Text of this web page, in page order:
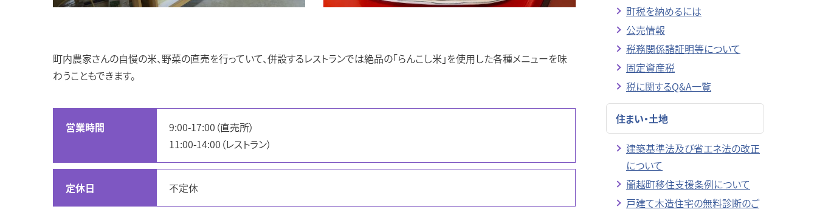
町内農家さんの自慢の米、野菜の直売を行っていて、併設するレストランでは絶品の「らんこし米」を使用した各種メニューを味
わうこともできます。
営業時間
9:00-17:00（直売所）
11:00-14:00（レストラン）
定休日 不定休
町税を納めるには
公売情報
税務関係諸証明等について
固定資産税
税に関するQ&A一覧
住まい・土地
建築基準法及び省エネ法の改正
について
蘭越町移住支援条例について
戸建て木造住宅の無料診断のご